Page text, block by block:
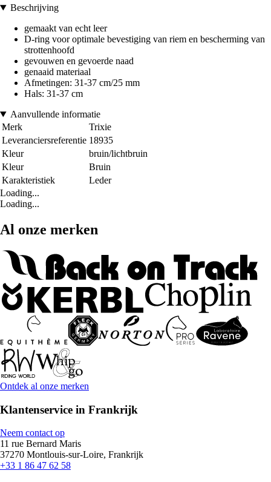
Beschrijving
gemaakt van echt leer
D-ring voor optimale bevestiging van riem en bescherming van
strottenhoofd
gevouwen en gevoerde naad
genaaid materiaal
Afmetingen: 31-37 cm/25 mm
Hals: 31-37 cm
Aanvullende informatie
Merk
Trixie
Leveranciersreferentie 18935
Kleur
bruin/lichtbruin
Kleur
Bruin
Karakteristiek
Leder
Loading...
Loading...
Al onze merken
Ontdek al onze merken
Klantenservice in Frankrijk
Neem contact op
11 rue Bernard Maris
37270 Montlouis-sur-Loire, Frankrijk
+33 1 86 47 62 58